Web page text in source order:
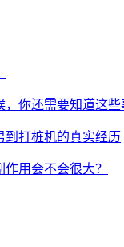
你还需要知道这些
到打桩机的真实经历
用会不会很大？